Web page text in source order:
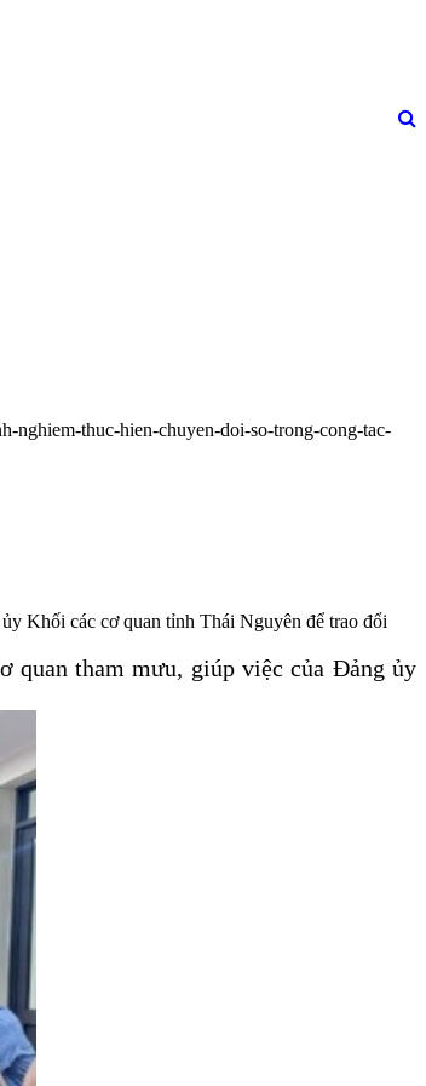
nghiem-thuc-hien-chuyen-doi-so-trong-cong-tac-
Khối các cơ quan tỉnh Thái Nguyên để trao đổi
quan tham mưu, giúp việc của Đảng ủy